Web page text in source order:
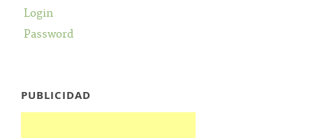
Login
Password
PUBLICIDAD